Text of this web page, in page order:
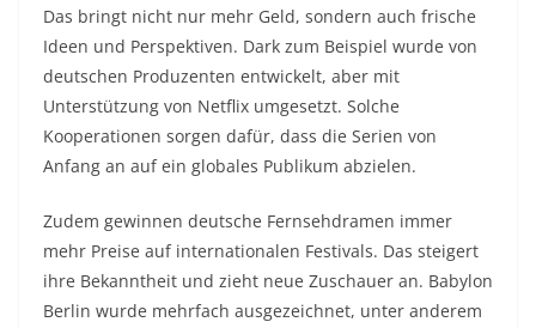
Das bringt nicht nur mehr Geld, sondern auch frische
Ideen und Perspektiven. Dark zum Beispiel wurde von
deutschen Produzenten entwickelt, aber mit
Unterstützung von Netflix umgesetzt. Solche
Kooperationen sorgen dafür, dass die Serien von
Anfang an auf ein globales Publikum abzielen.
Zudem gewinnen deutsche Fernsehdramen immer
mehr Preise auf internationalen Festivals. Das steigert
ihre Bekanntheit und zieht neue Zuschauer an. Babylon
Berlin wurde mehrfach ausgezeichnet, unter anderem